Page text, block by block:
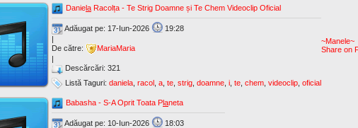
Daniela Racolța - Te Strig Doamne și Te Chem Videoclip Oficial
Adăugat pe: 17-Iun-2026
19:28
|
De către:
MariaMaria
|
Descărcări: 321
Listă Taguri: daniela racol a te strig doamne i te chem videoclip oficial
~Manele~
Share on
Babasha - S-A Oprit Toata Planeta
Adăugat pe: 10-Iun-2026
18:03